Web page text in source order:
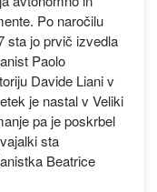
Po naročilu
sta jo prvič izvedla
Paolo
Davide Liani v
je nastal v Veliki
pa je poskrbel
sta
Beatrice